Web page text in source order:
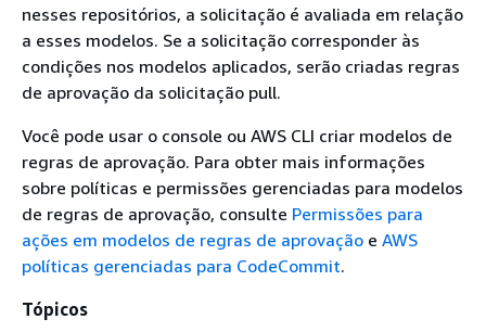
nesses repositórios, a solicitação é avaliada em relação
a esses modelos. Se a solicitação corresponder às
condições nos modelos aplicados, serão criadas regras
de aprovação da solicitação pull.
Você pode usar o console ou AWS CLI criar modelos de
regras de aprovação. Para obter mais informações
sobre políticas e permissões gerenciadas para modelos
de regras de aprovação, consulte Permissões para
ações em modelos de regras de aprovação e AWS
políticas gerenciadas para CodeCommit.
Tópicos